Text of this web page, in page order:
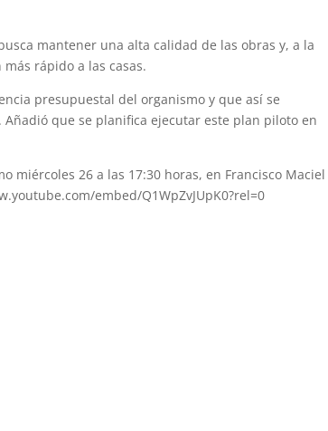
mantener una alta calidad de las obras y, a la
rápido a las casas.
presupuestal del organismo y que así se
que se planifica ejecutar este plan piloto en
miércoles 26 a las 17:30 horas, en Francisco Maciel
embed/Q1WpZvJUpK0?rel=0